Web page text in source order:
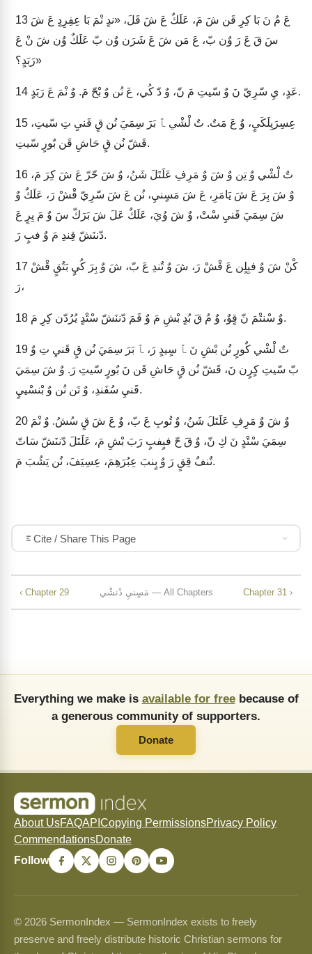
13
سَ قَ عَ رَ وٌن بّ، عَ مَن شَ عَ شَرَن وٌن بّ عَلَكٌ وٌن شَ نْ عَ
رَبَدٍ؟»
14 عَدٍ، يِ سّرِيّ نَ وٌ سّيتِ مَ نّ، وٌ دّ كُي، عَ نُن وٌ بْحّ مَ. وٌ نْمَ عَ رَبَدٍ.
15
قَشّ نُن قٍ حَاشِ قَن بٌورٍ سّيتِ.
16
وٌ شَ بِرَ عَ شَ يَامَرِ، عَ شَ مَسٍنيِ، نُن عَ شَ سّرِيّ قْشْ رَ، عَلَكٌ وٌ
شَ سِمَيَ قَنيِ سْتْ، وٌ شَ وُيَ، عَلَكٌ عَلَ شَ بَرَكّ سَ وٌ مَ يِرٍ عَ
دّننَشّ قِندِ مَ وٌ فبٍ رَ.
17
رَ،
18 وٌ سْنتْمَ نّ قٍوٌ، وٌ مُ قَ بُدٍ بْشِ مَ وٌ قَمَ دّننَشّ سْتْدٍ يُرُدّن كِرِ مَ.
19
بّ سّيتِ كٍرٍن نَ، قَشّ نُن قٍ حَاشِ قَن نَ بٌورٍ سّيتِ رَ. وٌ شَ سِمَيَ
قَنيِ سُفَندِ، وٌ تَن نُن وٌ بْنسْييٍ.
20
سِمَيَ سْتْدٍ نَ كِ نّ، وٌ قَ حّ فبٍفبٍ رَبَ بْشِ مَ، عَلَتَلَ دّننَشّ سَاتّ
تٌنفٌ قِقٍ رَ وٌ بٍنبَ عِبُرَهِمَ، عِسِيَفَ، نُن يَشُبَ مَ.
Cite / Share This Page
‹ Chapter 29 مَسٍنيِ دْنشْي — All Chapters Chapter 31 ›
Everything we make is available for freebecause of
a generous community of supporters.
Donate
About UsFAQAPI Copying PermissionsPrivacy Policy
CommendationsDonate
Follow
© 2026 SermonIndex — SermonIndex exists to freely
preserve and freely distribute historic Christian sermons for